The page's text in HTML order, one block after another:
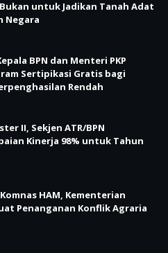
untuk Jadikan Tanah Adat
Negara
BPN dan Menteri PKP
Sertipikasi Gratis bagi
Rendah
II, Sekjen ATR/BPN
Kinerja 98% untuk Tahun
HAM, Kementerian
Penanganan Konflik Agraria